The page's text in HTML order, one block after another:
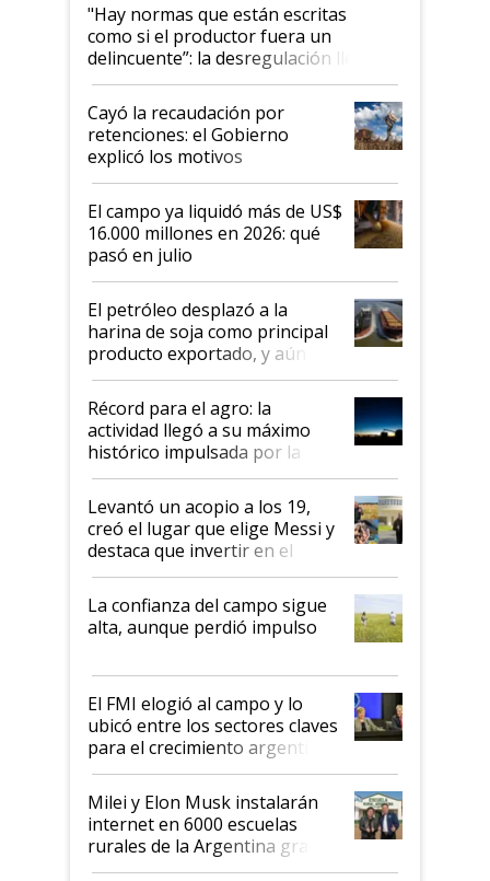
"Hay normas que están escritas
como si el productor fuera un
delincuente”: la desregulación llegó
al Congreso Aapresid y hasta se
habló del financiamiento al IPCVA
Cayó la recaudación por
retenciones: el Gobierno
explicó los motivos
El campo ya liquidó más de US$
16.000 millones en 2026: qué
pasó en julio
El petróleo desplazó a la
harina de soja como principal
producto exportado, y aún así
el agro aportó casi seis de cada
diez dólares y sostuvo el
liderazgo en un semestre
récord
Récord para el agro: la
actividad llegó a su máximo
histórico impulsada por la
cosecha y las exportaciones
Levantó un acopio a los 19,
creó el lugar que elige Messi y
destaca que invertir en el
kirchnerismo era como "darle
plata a un hijo para droga":
Juan Félix Rossetti, el libertario
que de una dura crisis salió
de Milei
La confianza del campo sigue
alta, aunque perdió impulso
El FMI elogió al campo y lo
ubicó entre los sectores claves
para el crecimiento argentino
Milei y Elon Musk instalarán
internet en 6000 escuelas
rurales de la Argentina gracias
a un acuerdo con Starlink